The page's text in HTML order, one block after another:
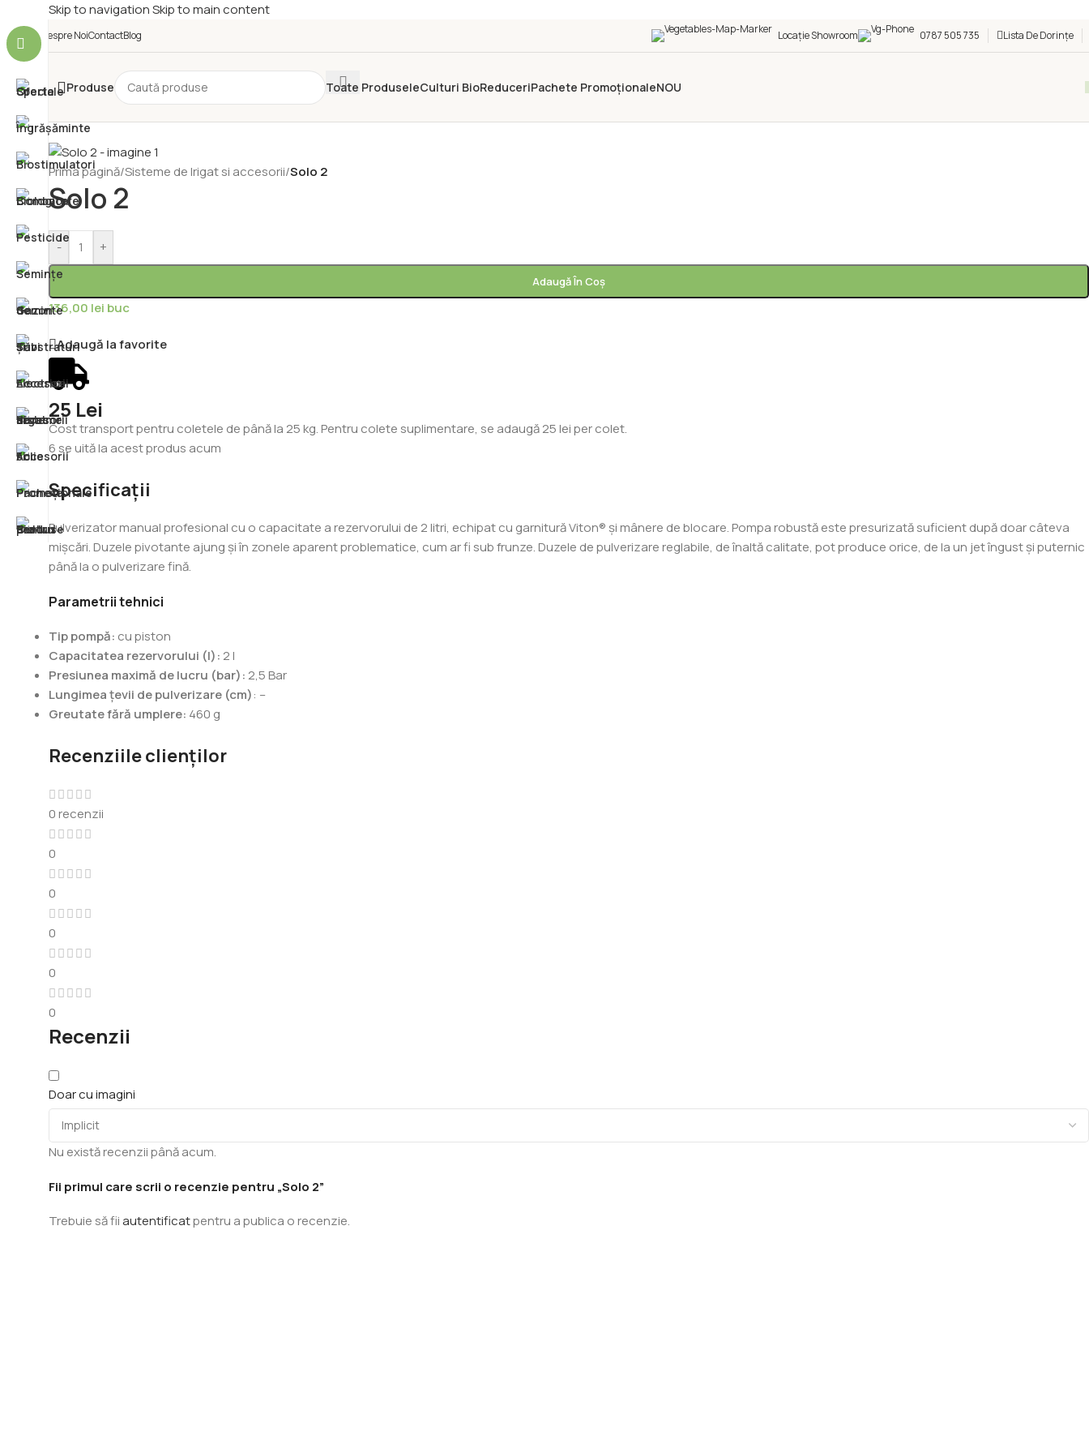
Skip to navigationSkip to main content
Despre NoiContactBlog Locație Showroom 0787 505 735 Lista De Dorințe
Produse Toate ProduseleCulturi BioReduceriPachete PromoționaleNOU
Prima pagină/Sisteme de Irigat si accesorii/Solo 2
Solo 2
- +
Adaugă În Coș
136,00 lei buc
Adaugă la favorite
25 Lei
Cost transport pentru coletele de până la 25 kg. Pentru colete suplimentare, se adaugă 25 lei per colet.
6 se uită la acest produs acum
Specificații
Pulverizator manual profesional cu o capacitate a rezervorului de 2 litri, echipat cu garnitură Viton® și mânere de blocare. Pompa robustă este presurizată suficient după doar câteva
mișcări. Duzele pivotante ajung și în zonele aparent problematice, cum ar fi sub frunze. Duzele de pulverizare reglabile, de înaltă calitate, pot produce orice, de la un jet îngust și puternic
până la o pulverizare fină.
Parametrii tehnici
Tip pompă: cu piston
Capacitatea rezervorului (l): 2 l
Presiunea maximă de lucru (bar): 2,5 Bar
Lungimea țevii de pulverizare (cm): –
Greutate fără umplere: 460 g
Recenziile clienților
0 recenzii
0
0
0
0
0
Recenzii
Doar cu imagini
Nu există recenzii până acum.
Fii primul care scrii o recenzie pentru „Solo 2”
Trebuie să fiiautentificatpentru a publica o recenzie.